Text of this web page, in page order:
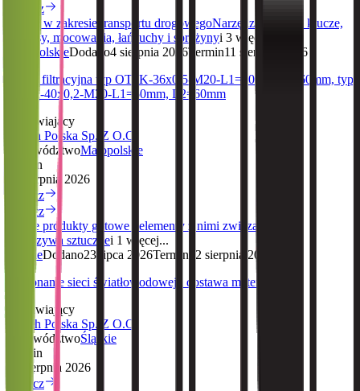
Zobacz
Usługi w zakresie transportu drogowegoNarzędzia, zamki, klucze,
zawiasy, mocowania, łańcuchy i sprężynyi 3 więcej...
MałopolskieDodano4 sierpnia 2026Termin11 sierpnia 2026
Dysza filtracyjna typ OT1K-36x0,5-M20-L1=50mm, L2-60mm, typ
OT1K-40x0,2-M20-L1=50mm, L2=60mm
Zamawiający
Tameh Polska Sp. Z O.O.
WojewództwoMałopolskie
Termin
11 sierpnia 2026
Zobacz
Zobacz
Różne produkty gotowe i elementy z nimi związane
i tworzywa sztucznei 1 więcej...
ŚląskieDodano23 lipca 2026Termin 12 sierpnia 2026
Wykonanie sieci światłowodowej i dostawa materiałów
Zamawiający
Tameh Polska Sp. Z O.O.
WojewództwoŚląskie
Termin
12 sierpnia 2026
Zobacz